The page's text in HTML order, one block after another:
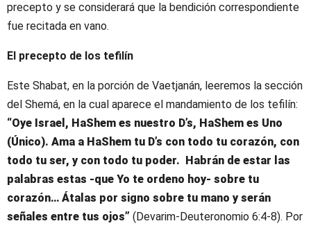
precepto y se considerará que la bendición correspondiente
fue recitada en vano.
El precepto de los tefilín
Este Shabat, en la porción de Vaetjanán, leeremos la sección
del Shemá, en la cual aparece el mandamiento de los tefilín:
“Oye Israel, HaShem es nuestro D’s, HaShem es Uno
(Único). Ama a HaShem tu D’s con todo tu corazón, con
todo tu ser, y con todo tu poder. Habrán de estar las
palabras estas -que Yo te ordeno hoy- sobre tu
corazón… Átalas por signo sobre tu mano y serán
señales entre tus ojos” (Devarim-Deuteronomio 6:4-8). Por